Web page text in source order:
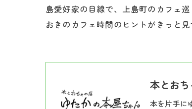
島愛好家の目線で、上島町のカフェ
おきのカフェ時間のヒントがきっと見
本とお
本を片手に